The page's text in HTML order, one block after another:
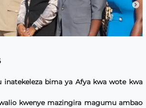
inatekeleza bima ya Afya kwa wote kwa
kwenye mazingira magumu ambao